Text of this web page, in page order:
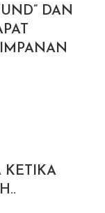
DAN
KETIKA